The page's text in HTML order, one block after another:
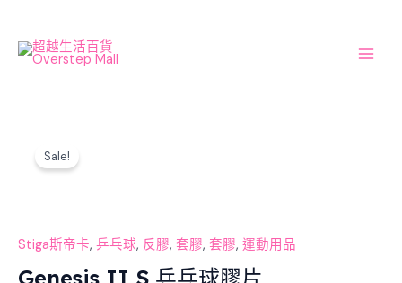
content
Sale!
Stiga斯帝卡, 乒乓球, 反膠, 套膠, 套膠, 運動用品
Genesis II S 乒乓球膠片
球